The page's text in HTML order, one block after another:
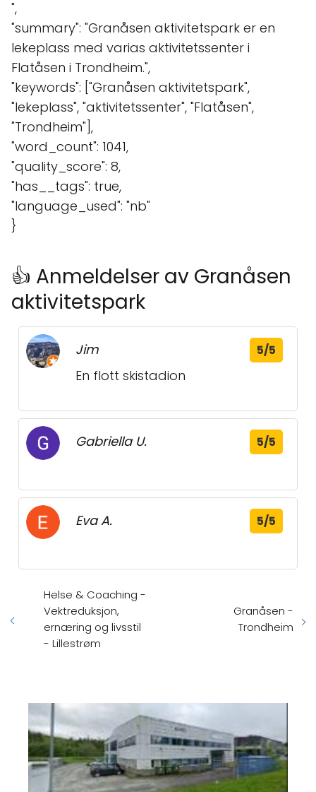
",
"summary": "Granåsen aktivitetspark er en
lekeplass med varias aktivitetssenter i
Flatåsen i Trondheim.",
"keywords": ["Granåsen aktivitetspark",
"lekeplass", "aktivitetssenter", "Flatåsen",
"Trondheim"],
"word_count": 1041,
"quality_score": 8,
"has__tags": true,
"language_used": "nb"
}
👍 Anmeldelser av Granåsen
aktivitetspark
Jim 5/5
En flott skistadion
Gabriella U. 5/5
Eva A. 5/5
Helse & Coaching -
Vektreduksjon,
ernæring og livsstil
- Lillestrøm
Granåsen -
Trondheim